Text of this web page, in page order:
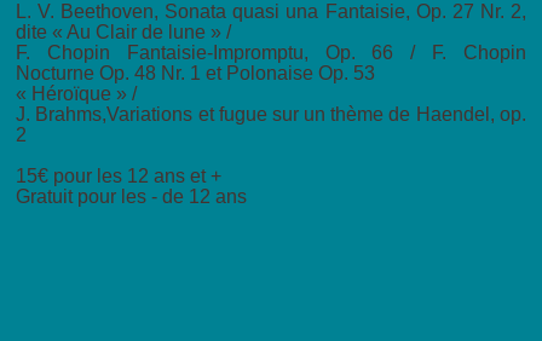
L. V. Beethoven, Sonata quasi una Fantaisie, Op. 27 Nr. 2,
dite « Au Clair de lune » /
F. Chopin Fantaisie-Impromptu, Op. 66 / F. Chopin
Nocturne Op. 48 Nr. 1 et Polonaise Op. 53
« Héroïque » /
J. Brahms,Variations et fugue sur un thème de Haendel, op.
2
15€ pour les 12 ans et +
Gratuit pour les - de 12 ans